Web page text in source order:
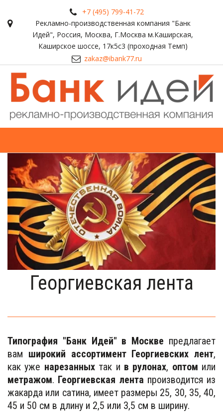
+7 (495) 799-41-72
Рекламно-производственная компания "Банк
Идей", Россия, Москва, Г.Москва м.Каширская,
Каширское шоссе, 17к5с3 (проходная Темп)
zakaz@ibank77.ru
Георгиевская лента
Типография "Банк Идей" в Москве предлагает
вам широкий ассортимент Георгиевских лент,
как уже нарезанных так и в рулонах, оптом или
метражом. Георгиевская лента производится из
жакарда или сатина, имеет размеры 25, 30, 35, 40,
45 и 50 см в длину и 2,5 или 3,5 см в ширину.